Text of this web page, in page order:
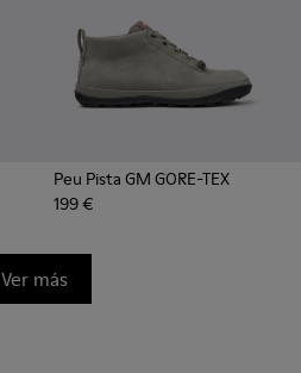
Peu Pista GM GORE-TEX
199 €
Ver más